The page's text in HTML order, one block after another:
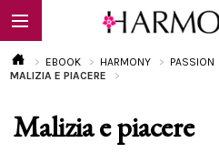
EBOOK
EBOOK HARMONY PASSION
MALIZIA E PIACERE
Malizia e piacere